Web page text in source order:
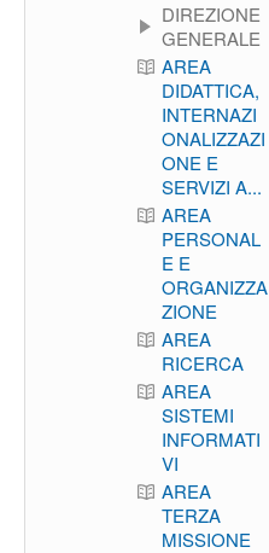
DIREZIONE
GENERALE
AREA
DIDATTICA,
INTERNAZI
ONALIZZAZI
ONE E
SERVIZI A...
AREA
PERSONAL
E E
ORGANIZZA
ZIONE
AREA
RICERCA
AREA
SISTEMI
INFORMATI
VI
AREA
TERZA
MISSIONE